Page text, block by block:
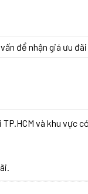
để nhận giá ưu đãi
và khu vực